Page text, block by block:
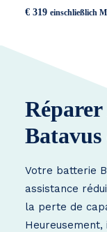
€ 319 einschließlich
Votre batterie
assistance
la perte de